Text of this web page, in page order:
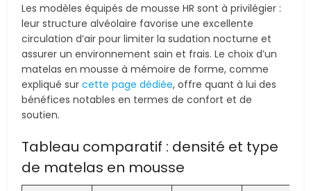
Les modèles équipés de mousse HR sont à privilégier :
leur structure alvéolaire favorise une excellente
circulation d’air pour limiter la sudation nocturne et
assurer un environnement sain et frais. Le choix d’un
matelas en mousse à mémoire de forme, comme
expliqué surcette page dédiée, offre quant à lui des
bénéfices notables en termes de confort et de
soutien.
Tableau comparatif : densité et type
de matelas en mousse